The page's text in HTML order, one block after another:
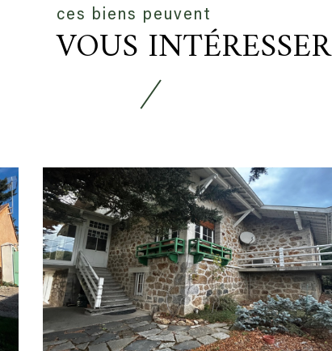
ces biens peuvent
VOUS INTÉRESSER